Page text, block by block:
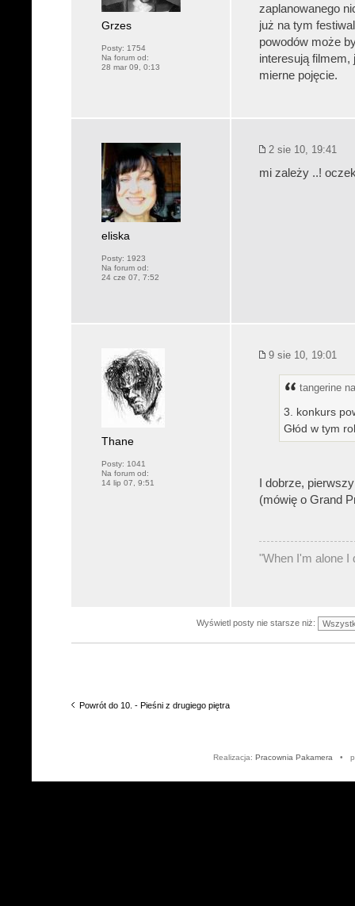
Grzes
Posty: 1754
Na forum od:
28 mar 09, 0:13
zaplanowanego
już na tym
powodów może
interesują filmem,
mierne pojęcie.
eliska
Posty: 1923
Na forum od:
24 cze 07, 7:52
2 sie 10, 19:41
mi zależy ..!
Thane
Posty: 1041
Na forum od:
14 lip 07, 9:51
9 sie 10, 19:01
tangerine
3. konkurs
Głód w tym
I dobrze,
(mówię o Grand
"When I'm alone I
Wyświetl posty nie starsze niż:
Powrót do 10. - Pieśni z drugiego piętra
Realizacja: Pracownia Pakamera •